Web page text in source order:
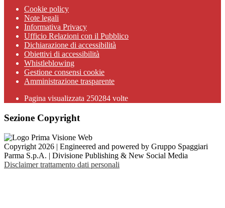
Cookie policy
Note legali
Informativa Privacy
Ufficio Relazioni con il Pubblico
Dichiarazione di accessibilità
Obiettivi di accessibilità
Whistleblowing
Gestione consensi cookie
Amministrazione trasparente
Pagina visualizzata 250284 volte
Sezione Copyright
Copyright 2026 | Engineered and powered by Gruppo Spaggiari
Parma S.p.A. | Divisione Publishing & New Social Media
Disclaimer trattamento dati personali